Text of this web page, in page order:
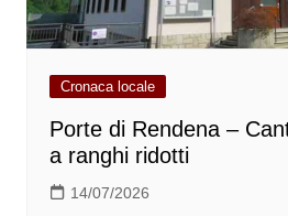
Cronaca locale
Porte di Rendena –
a ranghi ridotti
14/07/2026